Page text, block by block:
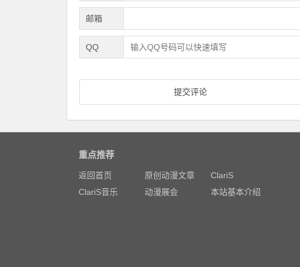
邮箱
QQ
重点推荐
返回首页 原创动漫文章
ClariS
ClariS音乐
动漫展会 本站基本介绍